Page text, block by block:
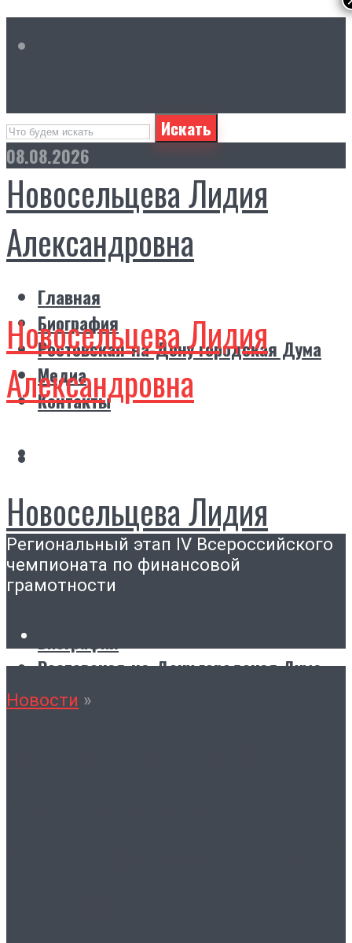
Искать
08.08.2026
Новосельцева Лидия
Александровна
Главная
Биография
Ростовская-на-Дону городская Дума
Медиа
Контакты
Новосельцева Лидия
Александровна
Новосельцева Лидия
Александровна
Ростовская-на-Дону городская Дума
Медиа
Региональный этап IV Всероссийского
чемпионата по финансовой
грамотности
Новости »